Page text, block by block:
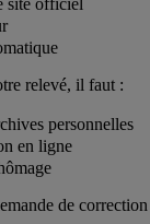
relevé, il faut :
personnelles
en ligne
de correction